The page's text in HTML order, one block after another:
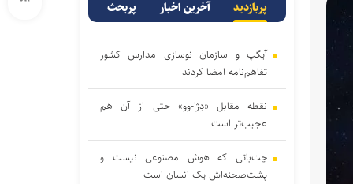
پربازدید آخرین اخبار پربحث
آیگپ و سازمان نوسازی مدارس کشور
تفاهم‌نامه امضا کردند
نقطه مقابل «دِژا-وو» حتی از آن هم
عجیب‌تر است
چت‌باتی که هوش مصنوعی نیست و
پشت‌صحنه‌اش یک انسان است